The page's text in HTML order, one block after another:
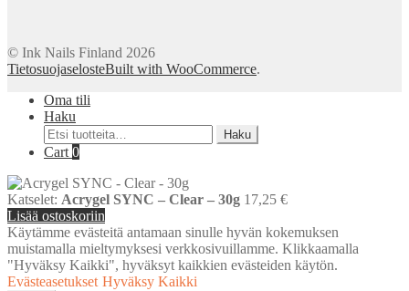
© Ink Nails Finland 2026
TietosuojaselosteBuilt with WooCommerce.
Oma tili
Haku
Etsi:
Haku
Cart 0
Katselet: Acrygel SYNC – Clear – 30g 17,25 €
Lisää ostoskoriin
Käytämme evästeitä antamaan sinulle hyvän kokemuksen
muistamalla mieltymyksesi verkkosivuillamme. Klikkaamalla
"Hyväksy Kaikki", hyväksyt kaikkien evästeiden käytön.
Evästeasetukset Hyväksy Kaikki